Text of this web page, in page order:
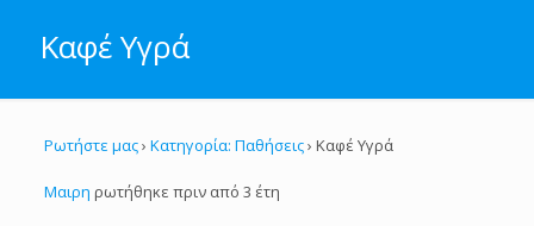
Καφέ Υγρά
Ρωτήστε μας› Κατηγορία: Παθήσεις› Καφέ Υγρά
Μαιρη ρωτήθηκε πριν από 3 έτη